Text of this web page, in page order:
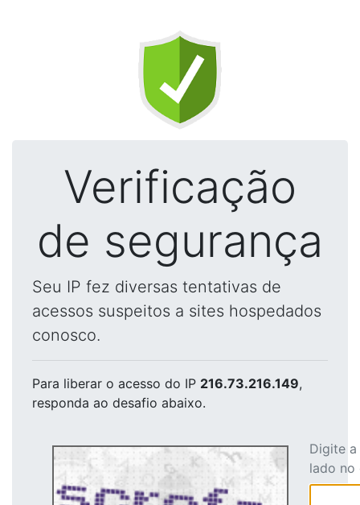
Verificação
de segurança
Seu IP fez diversas tentativas de
acessos suspeitos a sites hospedados
conosco.
Para liberar o acesso do IP 216.73.216.149,
responda ao desafio abaixo.
Digite
lado no